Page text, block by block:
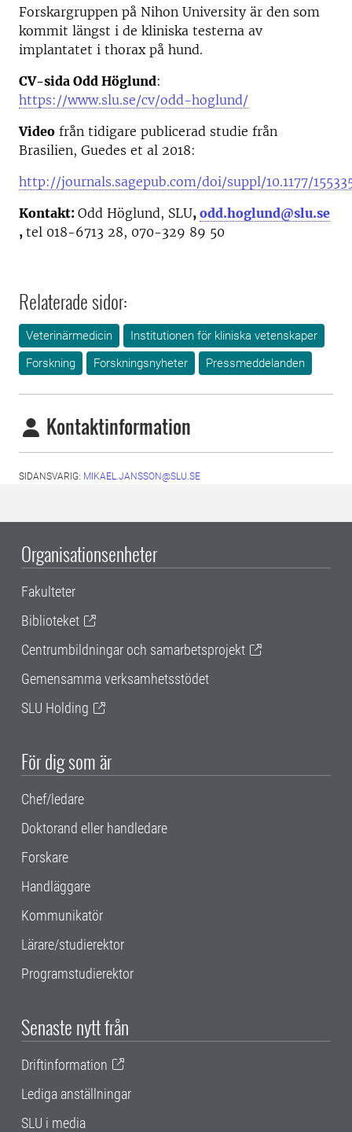
Forskargruppen på Nihon University är den som
kommit längst i de kliniska testerna av
implantatet i thorax på hund.
CV-sida Odd Höglund:
https://www.slu.se/cv/odd-hoglund/
Video från tidigare publicerad studie från
Brasilien, Guedes et al 2018:
http://journals.sagepub.com/doi/suppl/10.1177/
Kontakt: Odd Höglund, SLU, odd.hoglund@slu.se
, tel 018-6713 28, 070-329 89 50
Relaterade sidor:
Veterinärmedicin
Institutionen för kliniska vetenskaper
Forskning
Forskningsnyheter Pressmeddelanden
Kontaktinformation
SIDANSVARIG: MIKAEL.JANSSON@SLU.SE
Organisationsenheter
Fakulteter
Biblioteket
Centrumbildningar och samarbetsprojekt
Gemensamma verksamhetsstödet
SLU Holding
För dig som är
Chef/ledare
Doktorand eller handledare
Forskare
Handläggare
Kommunikatör
Lärare/studierektor
Programstudierektor
Senaste nytt från
Driftinformation
Lediga anställningar
SLU i media